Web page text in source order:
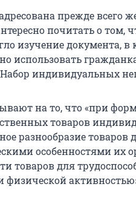
прежде
почитать о
изучение документа,
использовать
индивидуальных
на то, что «при
товаров
разнообразие
особенностями их
товаров для
физической